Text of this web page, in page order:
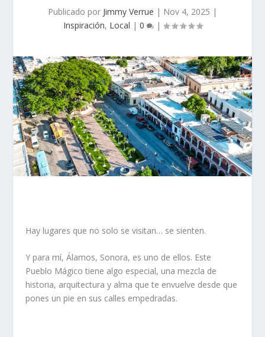
Publicado por Jimmy Verrue | Nov 4, 2025 |
Inspiración, Local | 0 |
Hay lugares que no solo se visitan… se sienten.
Y para mí, Álamos, Sonora, es uno de ellos. Este
Pueblo Mágico tiene algo especial, una mezcla de
historia, arquitectura y alma que te envuelve desde que
pones un pie en sus calles empedradas.